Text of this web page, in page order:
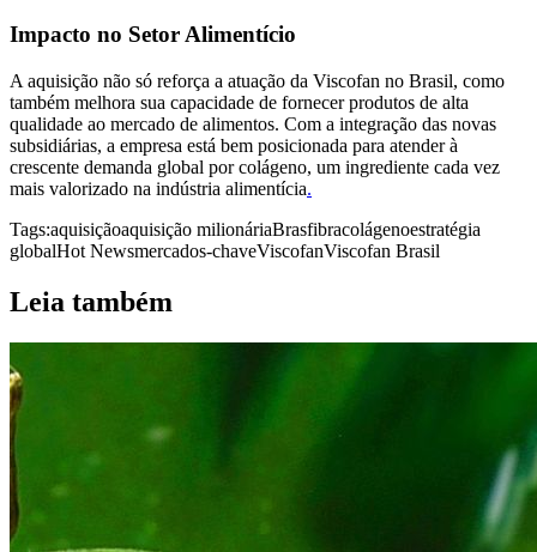
Impacto no Setor Alimentício
A aquisição não só reforça a atuação da Viscofan no Brasil, como
também melhora sua capacidade de fornecer produtos de alta
qualidade ao mercado de alimentos. Com a integração das novas
subsidiárias, a empresa está bem posicionada para atender à
crescente demanda global por colágeno, um ingrediente cada vez
mais valorizado na indústria alimentícia.
Tags:aquisiçãoaquisição milionáriaBrasfibracolágenoestratégia
globalHot Newsmercados-chaveViscofanViscofan Brasil
Leia também